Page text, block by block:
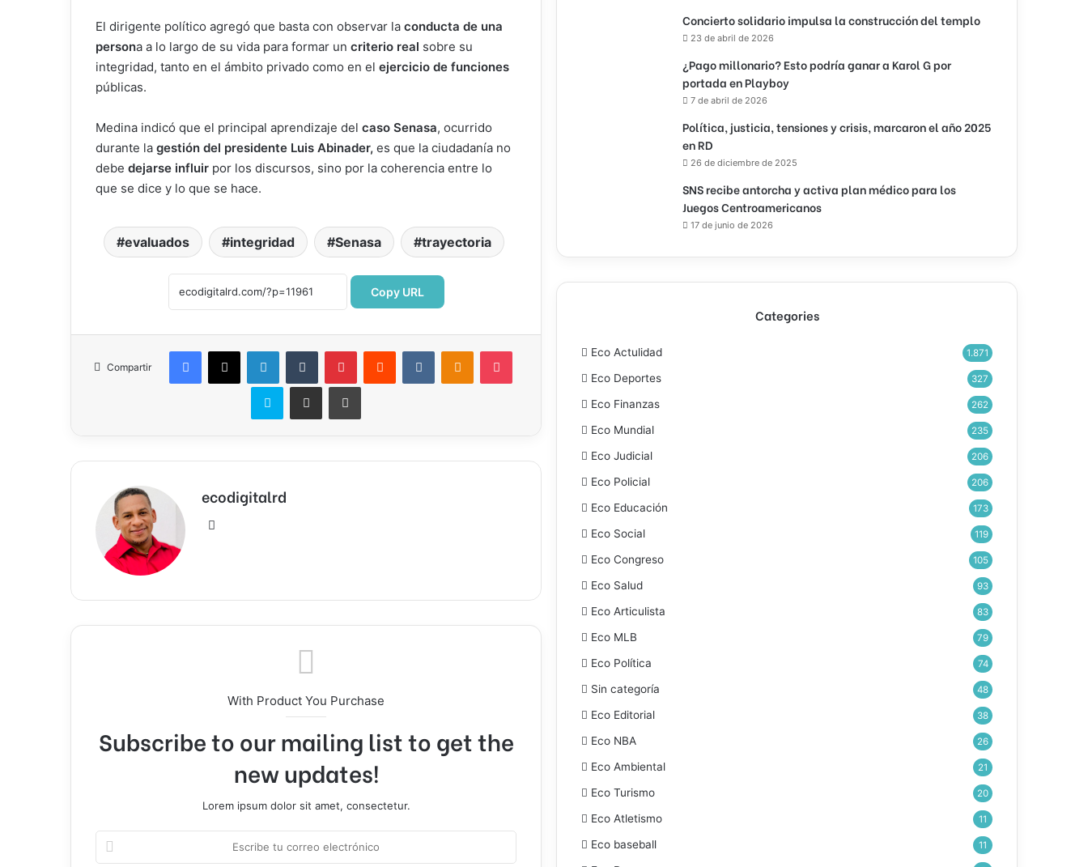
El dirigente político agregó que basta con observar la conducta de una
persona a lo largo de su vida para formar un criterio real sobre su
integridad, tanto en el ámbito privado como en el ejercicio de funciones
públicas.
Medina indicó que el principal aprendizaje del caso Senasa, ocurrido
durante la gestión del presidente Luis Abinader, es que la ciudadanía no
debe dejarse influir por los discursos, sino por la coherencia entre lo
que se dice y lo que se hace.
evaluados integridad Senasa trayectoria
Copy URL
Compartir
Facebook
X LinkedInTumblr PinterestReddit VKontakteOdnoklassniki
Pocket
Skype Compartir por correo electrónicoImprimir
ecodigitalrd
With Product You Purchase
Subscribe to our mailing list to get the
new updates!
Lorem ipsum dolor sit amet, consectetur.
Concierto solidario impulsa la construcción del templo
23 de abril de 2026
¿Pago millonario? Esto podría ganar a Karol G por
portada en Playboy
7 de abril de 2026
Política, justicia, tensiones y crisis, marcaron el año 2025
en RD
26 de diciembre de 2025
SNS recibe antorcha y activa plan médico para los
Juegos Centroamericanos
17 de junio de 2026
Categories
Eco Actulidad 1.871
Eco Deportes 327
Eco Finanzas 262
Eco Mundial 235
Eco Judicial 206
Eco Policial 206
Eco Educación 173
Eco Social 119
Eco Congreso 105
Eco Salud 93
Eco Articulista 83
Eco MLB 79
Eco Política 74
Sin categoría 48
Eco Editorial 38
Eco NBA 26
Eco Ambiental 21
Eco Turismo 20
Eco Atletismo 11
Eco baseball 11